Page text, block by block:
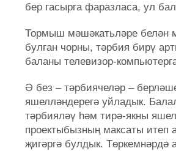
бер гасырга фаразласа, ул
Тормыш мәшәкатьләре белән
булган чорны, тәрбия бирү
баланы телевизор-
Ә без – тәрбиячеләр –
яшелләндерегә уйладык.
тәрбияләү һәм тирә-якны
проектыбызның максаты
җигәргә булдык. Төркемнәрдә